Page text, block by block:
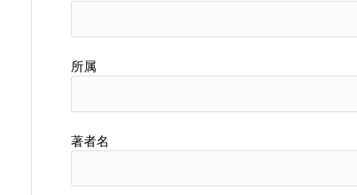
所属
著者名